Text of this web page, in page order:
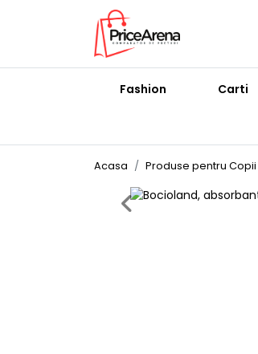
Fashion Carti
Acasa Produse pentru Copii
Previous